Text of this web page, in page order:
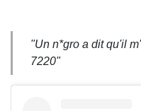
"Un n*gro a dit qu'il
7220"